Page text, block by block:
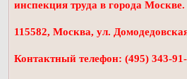
инспекция труда в города Москве.
115582, Москва, ул.
Контактный телефон: (495) 343-